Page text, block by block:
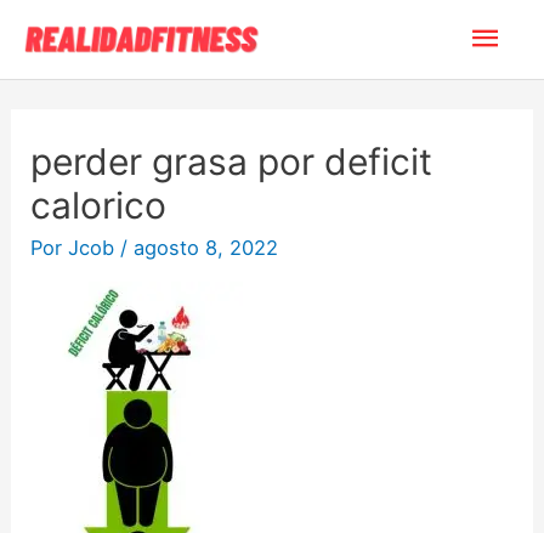
contenido
perder grasa por deficit
calorico
PorJcob /agosto 8, 2022